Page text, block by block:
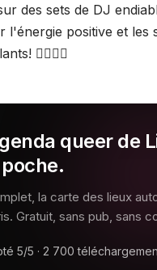
des sets de DJ
l'énergie positive et les
🏳️‍🌈🎶💃
queer de
la carte des lieux
Gratuit, sans pub, sans
5/5 · 2 700